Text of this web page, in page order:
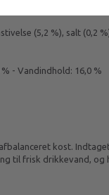
(5,2 %), salt
- Vandindhold: 16,0 %
kost.
til frisk drikkevand, og